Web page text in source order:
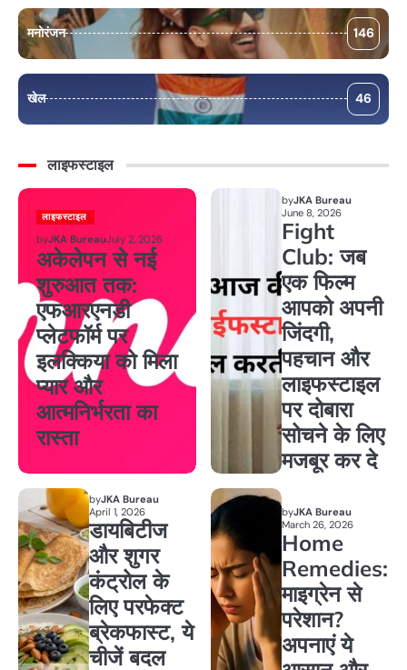
मनोरंजन 146
खेल 46
लाइफस्टाइल
लाइफस्टाइल
byJKA BureauJuly 2, 2026
अकेलेपन से नई
शुरुआत तक:
एफआरएनडी
प्लेटफॉर्म पर
इलक्किया को मिला
प्यार और
आत्मनिर्भरता का
रास्ता
byJKA Bureau
June 8, 2026
Fight
Club: जब
एक फिल्म
आपको अपनी
जिंदगी,
पहचान और
लाइफस्टाइल
पर दोबारा
सोचने के लिए
मजबूर कर दे
byJKA Bureau
April 1, 2026
डायबिटीज
और शुगर
कंट्रोल के
लिए परफेक्ट
ब्रेकफास्ट, ये
चीजें बदल
byJKA Bureau
March 26, 2026
Home
Remedies:
माइग्रेन से
परेशान?
अपनाएं ये